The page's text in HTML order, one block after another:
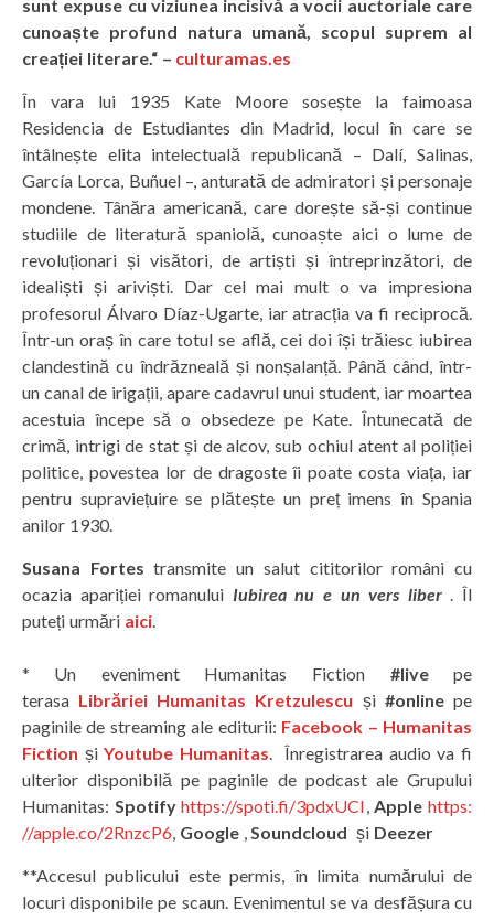
sunt expuse cu viziunea incisivă a vocii auctoriale care
cunoaște profund natura umană, scopul suprem al
creației literare.“ – culturamas.es
În vara lui 1935 Kate Moore sosește la faimoasa
Residencia de Estudiantes din Madrid, locul în care se
întâlnește elita intelectuală republicană – Dalí, Salinas,
García Lorca, Buñuel –, anturată de admiratori și personaje
mondene. Tânăra americană, care dorește să-și continue
studiile de literatură spaniolă, cunoaște aici o lume de
revoluționari și visători, de artiști și întreprinzători, de
idealiști și ariviști. Dar cel mai mult o va impresiona
profesorul Álvaro Díaz-Ugarte, iar atracția va fi reciprocă.
Într-un oraș în care totul se află, cei doi își trăiesc iubirea
clandestină cu îndrăzneală și nonșalanță. Până când, într-
un canal de irigații, apare cadavrul unui student, iar moartea
acestuia începe să o obsedeze pe Kate. Întunecată de
crimă, intrigi de stat și de alcov, sub ochiul atent al poliției
politice, povestea lor de dragoste îi poate costa viața, iar
pentru supraviețuire se plătește un preț imens în Spania
anilor 1930.
Susana Fortes transmite un salut cititorilor români cu
ocazia apariției romanului Iubirea nu e un vers liber. Îl
puteți urmări aici.
* Un eveniment Humanitas Fiction #livepe
terasa Librăriei Humanitas Kretzulescu și #onlinepe
paginile de streaming ale editurii: Facebook – Humanitas
Fiction șiYoutube Humanitas. Înregistrarea audio va fi
ulterior disponibilă pe paginile de podcast ale Grupului
Humanitas: Spotifyhttps://spoti.fi/3pdxUCI,Apple https:
//apple.co/2RnzcP6, Google,Soundcloud și Deezer
**Accesul publicului este permis, în limita numărului de
locuri disponibile pe scaun. Evenimentul se va desfășura cu